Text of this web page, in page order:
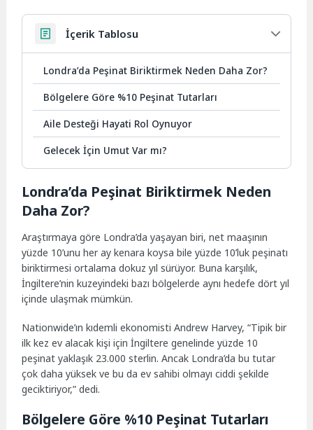
İçerik Tablosu
Londra’da Peşinat Biriktirmek Neden Daha Zor?
Bölgelere Göre %10 Peşinat Tutarları
Aile Desteği Hayati Rol Oynuyor
Gelecek İçin Umut Var mı?
Londra’da Peşinat Biriktirmek Neden
Daha Zor?
Araştırmaya göre Londra’da yaşayan biri, net maaşının
yüzde 10’unu her ay kenara koysa bile yüzde 10’luk peşinatı
biriktirmesi ortalama dokuz yıl sürüyor. Buna karşılık,
İngiltere’nin kuzeyindeki bazı bölgelerde aynı hedefe dört yıl
içinde ulaşmak mümkün.
Nationwide’ın kıdemli ekonomisti Andrew Harvey, “Tipik bir
ilk kez ev alacak kişi için İngiltere genelinde yüzde 10
peşinat yaklaşık 23.000 sterlin. Ancak Londra’da bu tutar
çok daha yüksek ve bu da ev sahibi olmayı ciddi şekilde
geciktiriyor,” dedi.
Bölgelere Göre %10 Peşinat Tutarları